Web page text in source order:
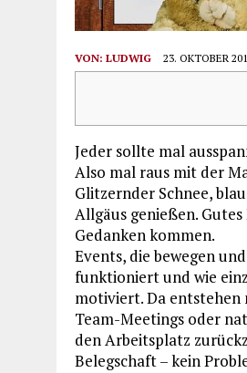
VON: LUDWIG 23. OKTOBER
Jeder sollte mal
Also mal raus mit der
Glitzernder Schnee,
Allgäus genießen.
Gedanken kommen.
Events, die bewegen
funktioniert und wie
motiviert. Da entstehen
Team-Meetings oder
den Arbeitsplatz
Belegschaft – kein